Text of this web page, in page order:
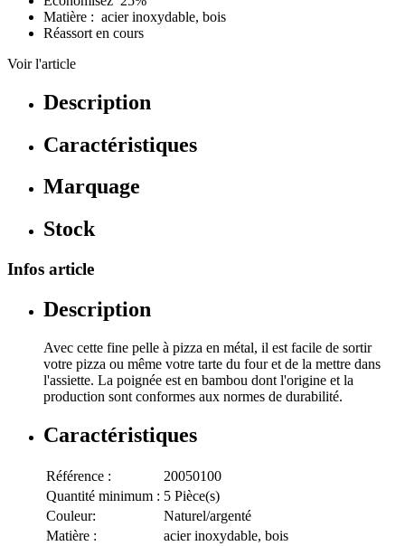
Matière : acier inoxydable, bois
Réassort en cours
Voir l'article
Description
Caractéristiques
Marquage
Stock
Infos article
Description
Avec cette fine pelle à pizza en métal, il est facile de sortir
votre pizza ou même votre tarte du four et de la mettre dans
l'assiette. La poignée est en bambou dont l'origine et la
production sont conformes aux normes de durabilité.
Caractéristiques
Référence :
20050100
Quantité minimum : 5 Pièce(s)
Couleur:
Naturel/argenté
Matière :
acier inoxydable, bois